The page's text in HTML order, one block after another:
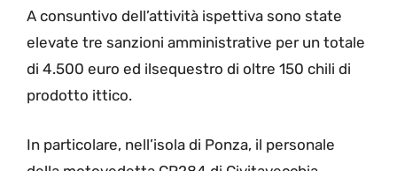
A consuntivo dell’attività ispettiva sono state
elevate tre sanzioni amministrative per un totale
di 4.500 euro ed ilsequestro di oltre 150 chili di
prodotto ittico.
In particolare, nell’isola di Ponza, il personale